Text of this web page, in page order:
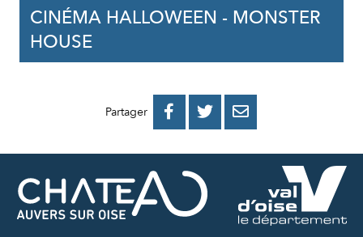
CINÉMA HALLOWEEN - MONSTER
HOUSE
Partager 
PARTAGER
FACEBOOK
PARTAGER
PARTAGER
MAIL